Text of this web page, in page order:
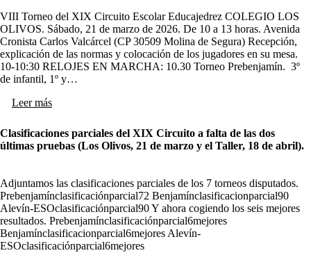
VIII Torneo del XIX Circuito Escolar Educajedrez COLEGIO LOS
OLIVOS. Sábado, 21 de marzo de 2026. De 10 a 13 horas. Avenida
Cronista Carlos Valcárcel (CP 30509 Molina de Segura) Recepción,
explicación de las normas y colocación de los jugadores en su mesa.
10-10:30 RELOJES EN MARCHA: 10.30 Torneo Prebenjamín. 3º
de infantil, 1º y…
Leer más
Clasificaciones parciales del XIX Circuito a falta de las dos
últimas pruebas (Los Olivos, 21 de marzo y el Taller, 18 de abril).
Adjuntamos las clasificaciones parciales de los 7 torneos disputados.
Prebenjamínclasificaciónparcial72 Benjamínclasificacionparcial90
Alevín-ESOclasificaciónparcial90 Y ahora cogiendo los seis mejores
resultados. Prebenjamínclasificaciónparcial6mejores
Benjamínclasificacionparcial6mejores Alevín-
ESOclasificaciónparcial6mejores